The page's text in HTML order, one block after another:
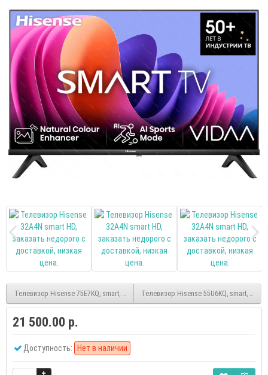
Телевизор Hisense 75E7KQ, smart, QLED, UHD, безрамочный, (Vidaa)
Телевизор Hisense 55U6KQ, smart,
21 500.00 р.
Доступность: Нет в наличии